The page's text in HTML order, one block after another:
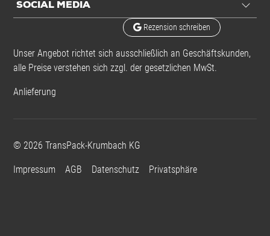
SOCIAL MEDIA
Rezension schreiben
Unser Angebot richtet sich ausschließlich an Geschäftskunden,
alle Preise verstehen sich zzgl. der gesetzlichen MwSt.
Anlieferung
© 2026 TransPack-Krumbach KG
Impressum AGB Datenschutz Privatsphäre